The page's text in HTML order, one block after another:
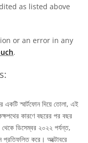
as listed above
or an error in any
.
একটি স্মার্টফোন দিয়ে তোলা, এই
কারণে বছরের পর বছর
থেকে ডিসেম্বর ২০২২ পর্যন্ত,
প্রতিফলিত করে। অক্টোবরে